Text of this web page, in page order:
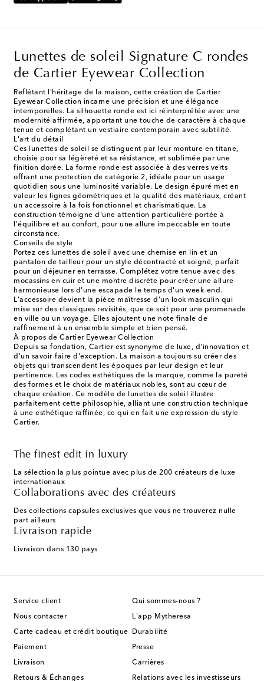
Lunettes de soleil Signature C rondes
de Cartier Eyewear Collection
Reflétant l'héritage de la maison, cette création de Cartier
Eyewear Collection incarne une précision et une élégance
intemporelles. La silhouette ronde est ici réinterprétée avec une
modernité affirmée, apportant une touche de caractère à chaque
tenue et complétant un vestiaire contemporain avec subtilité.
L'art du détail
Ces lunettes de soleil se distinguent par leur monture en titane,
choisie pour sa légèreté et sa résistance, et sublimée par une
finition dorée. La forme ronde est associée à des verres verts
offrant une protection de catégorie 2, idéale pour un usage
quotidien sous une luminosité variable. Le design épuré met en
valeur les lignes géométriques et la qualité des matériaux, créant
un accessoire à la fois fonctionnel et charismatique. La
construction témoigne d'une attention particulière portée à
l'équilibre et au confort, pour une allure impeccable en toute
circonstance.
Conseils de style
Portez ces lunettes de soleil avec une chemise en lin et un
pantalon de tailleur pour un style décontracté et soigné, parfait
pour un déjeuner en terrasse. Complétez votre tenue avec des
mocassins en cuir et une montre discrète pour créer une allure
harmonieuse lors d'une escapade le temps d'un week-end.
L'accessoire devient la pièce maîtresse d'un look masculin qui
mise sur des classiques revisités, que ce soit pour une promenade
en ville ou un voyage. Elles ajoutent une note finale de
raffinement à un ensemble simple et bien pensé.
À propos de Cartier Eyewear Collection
Depuis sa fondation, Cartier est synonyme de luxe, d'innovation et
d'un savoir-faire d'exception. La maison a toujours su créer des
objets qui transcendent les époques par leur design et leur
pertinence. Les codes esthétiques de la marque, comme la pureté
des formes et le choix de matériaux nobles, sont au cœur de
chaque création. Ce modèle de lunettes de soleil illustre
parfaitement cette philosophie, alliant une construction technique
à une esthétique raffinée, ce qui en fait une expression du style
Cartier.
The finest edit in luxury
La sélection la plus pointue avec plus de 200 créateurs de luxe
internationaux
Collaborations avec des créateurs
Des collections capsules exclusives que vous ne trouverez nulle
part ailleurs
Livraison rapide
Livraison dans 130 pays
Service client
Nous contacter
Carte cadeau et crédit boutique
Paiement
Livraison
Retours & Échanges
Qui sommes-nous ?
L'app Mytheresa
Durabilité
Presse
Carrières
Relations avec les investisseurs